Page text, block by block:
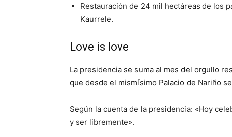
Restauración de 24 mil hectáreas de los
Kaurrele.
Love is love
La presidencia se suma al mes del orgullo
que desde el mismísimo Palacio de Nariño
Según la cuenta de la presidencia: «Hoy
y ser libremente».